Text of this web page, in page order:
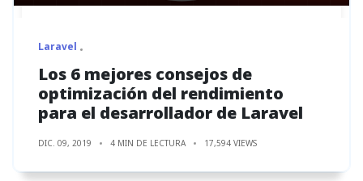
Laravel
Los 6 mejores consejos de
optimización del rendimiento
para el desarrollador de Laravel
DIC. 09, 2019 4 MIN DE LECTURA 17,594 VIEWS